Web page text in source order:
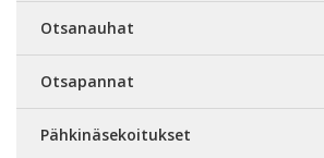
Otsanauhat
Otsapannat
Pähkinäsekoitukset